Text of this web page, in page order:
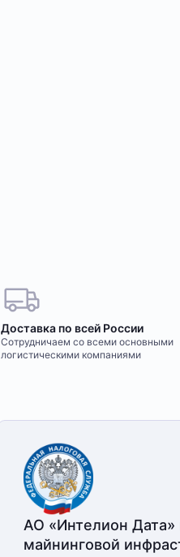
Доставка по всей России
Сотрудничаем со всеми основными
логистическими компаниями
АО «Интелион
майнинговой